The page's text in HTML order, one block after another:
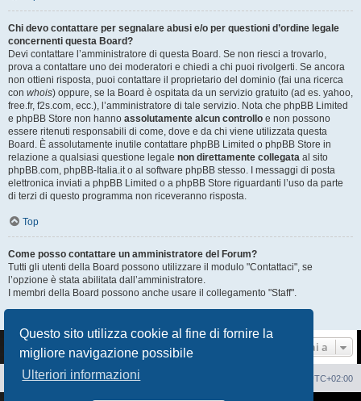
Questo sito utilizza cookie al fine di fornire la
migliore navigazione possibile
Ulteriori informazioni
Chi devo contattare per segnalare abusi e/o per questioni d’ordine legale
concernenti questa Board?
Devi contattare l’amministratore di questa Board. Se non riesci a trovarlo,
prova a contattare uno dei moderatori e chiedi a chi puoi rivolgerti. Se ancora
non ottieni risposta, puoi contattare il proprietario del dominio (fai una ricerca
con whois) oppure, se la Board è ospitata da un servizio gratuito (ad es. yahoo,
free.fr, f2s.com, ecc.), l’amministratore di tale servizio. Nota che phpBB Limited
e phpBB Store non hanno assolutamente alcun controllo e non possono
essere ritenuti responsabili di come, dove e da chi viene utilizzata questa
Board. È assolutamente inutile contattare phpBB Limited o phpBB Store in
relazione a qualsiasi questione legale non direttamente collegata al sito
phpBB.com, phpBB-Italia.it o al software phpBB stesso. I messaggi di posta
elettronica inviati a phpBB Limited o a phpBB Store riguardanti l’uso da parte
di terzi di questo programma non riceveranno risposta.
Top
Come posso contattare un amministratore del Forum?
Tutti gli utenti della Board possono utilizzare il modulo "Contattaci", se
l’opzione è stata abilitata dall’amministratore.
I membri della Board possono anche usare il collegamento "Staff".
Vai a
Sito Web Forum UTC+02:00